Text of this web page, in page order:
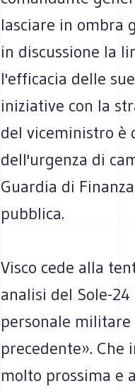
lasciare in ombra
in discussione la
l'efficacia delle
iniziative con la
del viceministro è
dell'urgenza di
Guardia di
pubblica.
Visco cede alla
analisi del Sole-
personale
precedente». Che
molto prossima e